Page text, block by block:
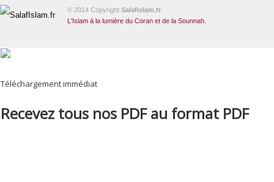
© 2014 Copyright Salafislam.fr
L'Islam à la lumière du Coran et de la Sounnah.
Téléchargement immédiat
Recevez tous nos PDF au format PDF